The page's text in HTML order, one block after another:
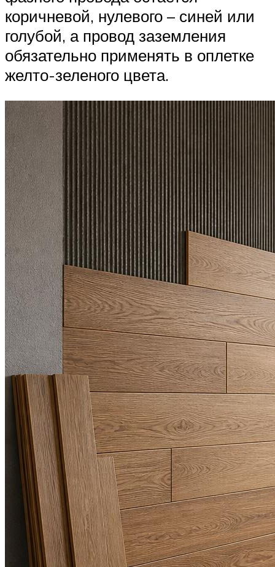
коричневой, нулевого – синей или
голубой, а провод заземления
обязательно применять в оплетке
желто-зеленого цвета.